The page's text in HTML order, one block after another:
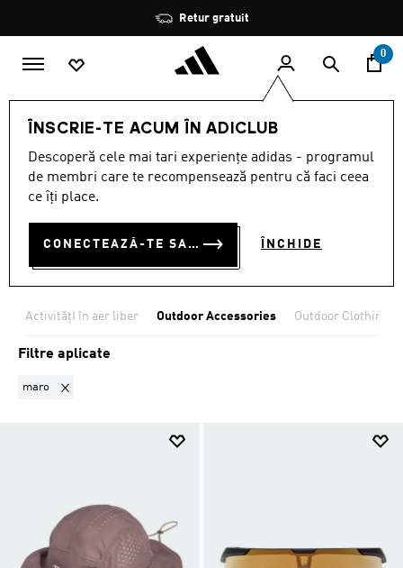
Oprește
rotația
Retur gratuit
0
ÎNSCRIE-TE ACUM ÎN ADICLUB
Descoperă cele mai tari experiențe adidas - programul
de membri care te recompensează pentru că faci ceea
ce îți place.
CONECTEAZĂ-TE SAU ÎNSCRIE-TE ACUM ÎNCHIDE
Femei SPORTURI
ActivitățI în aer liber
MARO·OUTDOOR
ACCESSORIES
Filtrează
ActivitățI în aer liber Outdoor Accessories Outdoor Clothing
Filtre aplicate
maro Elimină filtrul Sortat momentan după CULOARE: maro